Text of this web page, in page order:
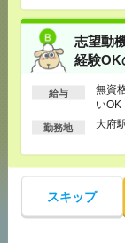
志望動
経験OK
給与
無資
い
以上
勤務地 大府
スキップ
メールで
シェア
あな